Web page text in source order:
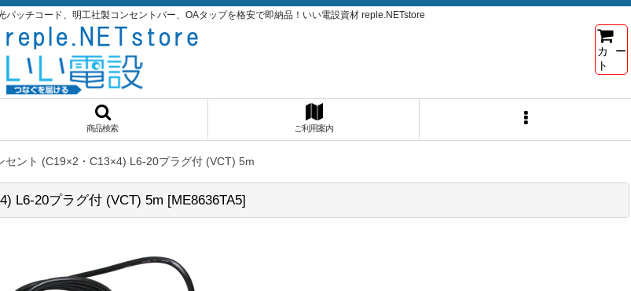
ッチコード、明工社製コンセントバー、OAタップを格安で即納品！いい電設資材 reple.NETstore
カー
ト
商品検索 ご利用案内
ント (C19×2・C13×4) L6-20プラグ付 (VCT) 5m
L6-20プラグ付 (VCT) 5m [ME8636TA5]